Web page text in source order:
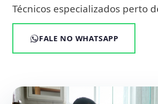
Técnicos especializados perto
FALE NO WHATSAPP